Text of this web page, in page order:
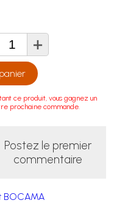
+
ce produit, vous gagnez un
prochaine commande.
Postez le premier
commentaire
BOCAMA